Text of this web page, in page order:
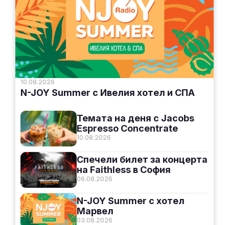
10.08.2026
N-JOY Summer с Ивелия хотел и СПА
10.08.2026
Темата на деня с Jacobs
Espresso Concentrate
06.08.2026
Спечели билет за концерта
на Faithless в София
03.08.2026
N-JOY Summer с хотел
Марвел